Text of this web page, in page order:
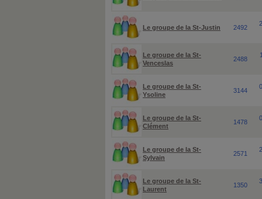
Le groupe de la St-Justin 2492
Le groupe de la St-
Venceslas
2488
Le groupe de la St-
Ysoline
3144
Le groupe de la St-
Clément
1478
Le groupe de la St-
Sylvain
2571
Le groupe de la St-
Laurent
1350